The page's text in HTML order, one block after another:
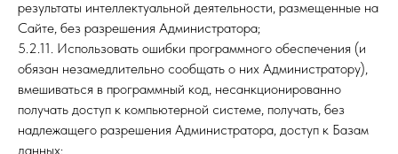
результаты интеллектуальной деятельности, размещенные на
Сайте, без разрешения Администратора;
5.2.11. Использовать ошибки программного обеспечения (и
обязан незамедлительно сообщать о них Администратору),
вмешиваться в программный код, несанкционированно
получать доступ к компьютерной системе, получать, без
надлежащего разрешения Администратора, доступ к Базам
данных;